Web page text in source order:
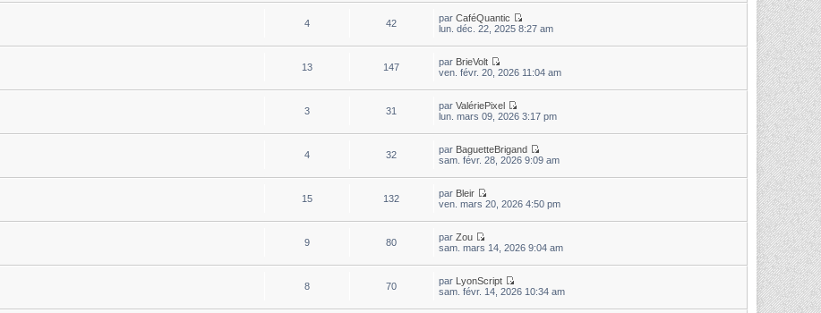
4 42 parCaféQuantic
lun. déc. 22, 2025 8:27 am
13 147 par BrieVolt
ven. févr. 20, 2026 11:04 am
3 31 parValériePixel
lun. mars 09, 2026 3:17 pm
4 32 par BaguetteBrigand
sam. févr. 28, 2026 9:09 am
15 132 par Bleir
ven. mars 20, 2026 4:50 pm
9 80 parZou
sam. mars 14, 2026 9:04 am
8 70 par LyonScript
sam. févr. 14, 2026 10:34 am